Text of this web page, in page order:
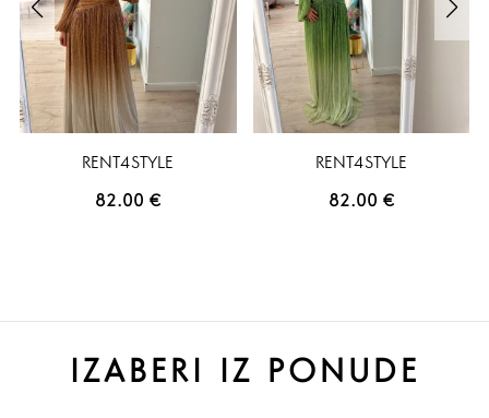
RENT4STYLE
82.00€
RENT4STYLE
82.00 €
IZABERI IZ PONUDE